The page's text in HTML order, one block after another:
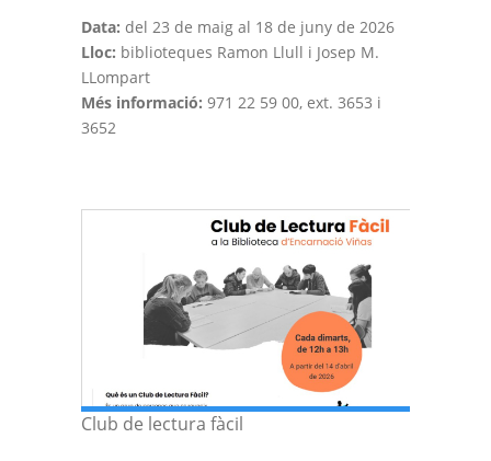
Data: del 23 de maig al 18 de juny de 2026
Lloc: biblioteques Ramon Llull i Josep M.
LLompart
Més informació: 971 22 59 00, ext. 3653 i
3652
Club de lectura fàcil